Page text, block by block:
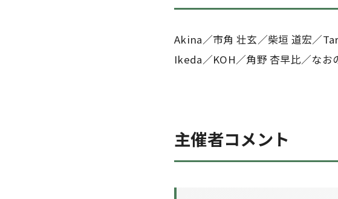
Akina／市角 壮玄／柴垣 道宏／
Ikeda／KOH／角野 杏早比／な
主催者コメント